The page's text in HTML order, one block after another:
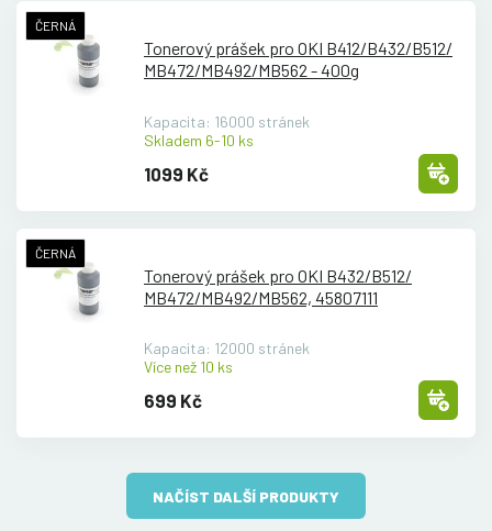
ČERNÁ
Tonerový prášek pro OKI B412/B432/B512/
MB472/MB492/MB562 - 400g
Kapacita: 16000 stránek
Skladem 6-10 ks
1099 Kč
ČERNÁ
Tonerový prášek pro OKI B432/B512/
MB472/MB492/MB562, 45807111
Kapacita: 12000 stránek
Více než 10 ks
699 Kč
NAČÍST DALŠÍ PRODUKTY